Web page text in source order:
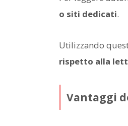
o siti dedicati.
Utilizzando
rispetto alla
Vantaggi